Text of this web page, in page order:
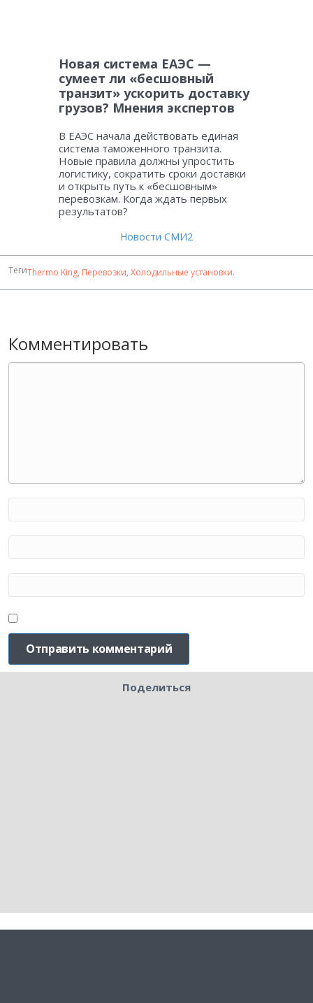
Новая система ЕАЭС —
сумеет ли «бесшовный
транзит» ускорить доставку
грузов? Мнения экспертов
В ЕАЭС начала действовать единая
система таможенного транзита.
Новые правила должны упростить
логистику, сократить сроки доставки
и открыть путь к «бесшовным»
перевозкам. Когда ждать первых
результатов?
Новости СМИ2
ТегиThermo King, Перевозки, Холодильные установки.
Комментировать
Поделиться